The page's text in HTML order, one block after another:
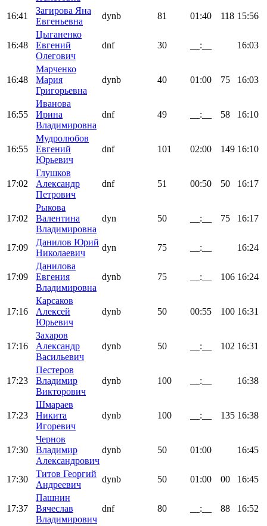
16:41
Загирова Яна
Евгеньевна
dynb 81 01:40 118 15:56
16:48
Цыганенко
Евгений
Олегович
dnf 30 __:__ 16:03
16:48
Марченко
Мария
Григорьевна
dynb 40 01:00 75 16:03
16:55
Иванова
Ирина
Владимировна
dnf 49 __:__ 58 16:10
16:55
Мудролюбов
Евгений
Юрьевич
dnf 101 02:00 149 16:10
17:02
Глушков
Александр
Петрович
dnf 51 00:50 50 16:17
17:02
Рыкова
Валентина
Владимировна
dyn 50 __:__ 75 16:17
17:09
Данилов Юрий
Николаевич
dyn 75 __:__ 16:24
17:09
Данилова
Евгения
Владимировна
dynb 75 __:__ 106 16:24
17:16
Карсаков
Алексей
Юрьевич
dynb 50 00:55 100 16:31
17:16
Захаров
Александр
Васильевич
dynb 50 __:__ 102 16:31
17:23
Пестеров
Владимир
Викторович
dynb 100 __:__ 16:38
17:23
Шмараев
Никита
Игоревич
dynb 100 __:__ 135 16:38
17:30
Чернов
Владимир
Александрович
dynb 50 01:00 16:45
17:30
Титов Георгий
Андреевич
dynb 50 01:00 00 16:45
17:37
Пашнин
Вячеслав
Владимирович
dnf 80 __:__ 88 16:52